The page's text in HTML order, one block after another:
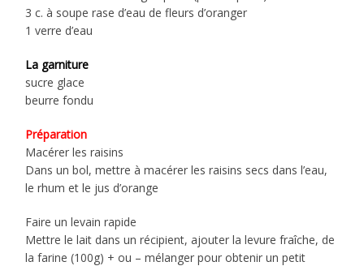
3 c. à soupe rase d’eau de fleurs d’oranger
1 verre d’eau
La garniture
sucre glace
beurre fondu
Préparation
Macérer les raisins
Dans un bol, mettre à macérer les raisins secs dans l’eau,
le rhum et le jus d’orange
Faire un levain rapide
Mettre le lait dans un récipient, ajouter la levure fraîche, de
la farine (100g) + ou – mélanger pour obtenir un petit